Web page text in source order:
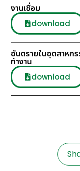
งานเชื่อม
download
อันตรายในอุตสาหก
ทำงาน
download